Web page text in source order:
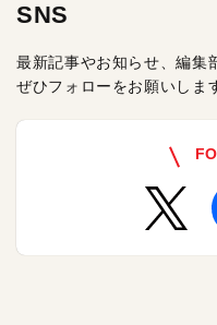
SNS
最新記事やお知らせ、編集
ぜひフォローをお願いしま